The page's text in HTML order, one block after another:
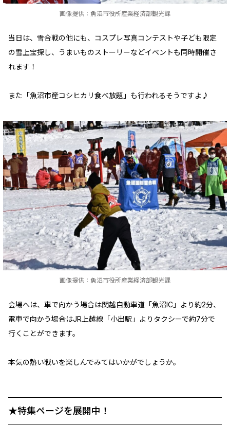
画像提供：魚沼市役所産業経済部観光課
当日は、雪合戦の他にも、コスプレ写真コンテストや子ども限定
の雪上宝探し、うまいものストーリーなどイベントも同時開催さ
れます！
また「魚沼市産コシヒカリ食べ放題」も行われるそうですよ♪
画像提供：魚沼市役所産業経済部観光課
会場へは、車で向かう場合は関越自動車道「魚沼IC」より約2分、
電車で向かう場合はJR上越線「小出駅」よりタクシーで約7分で
行くことができます。
本気の熱い戦いを楽しんでみてはいかがでしょうか。
★特集ページを展開中！